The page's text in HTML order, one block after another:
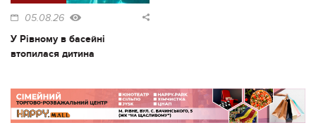
05.08.26
У Рівному в басейні
втопилася дитина